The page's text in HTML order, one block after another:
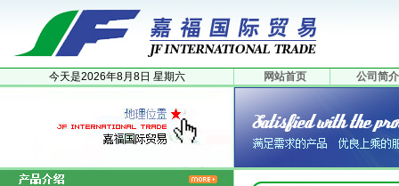
今天是2026年8月 8日 星期六 网站首页 公司简介